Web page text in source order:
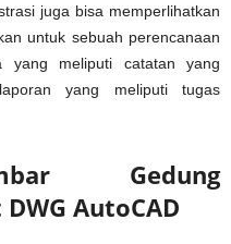
juga bisa memperlihatkan
untuk sebuah perencanaan
yang meliputi catatan yang
yang meliputi tugas
Gedung
AutoCAD